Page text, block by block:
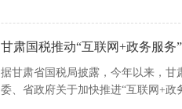
甘肃国税推动“互联网+政务服务
据甘肃省国税局披露，今年以来，
委、省政府关于加快推进“互联网+